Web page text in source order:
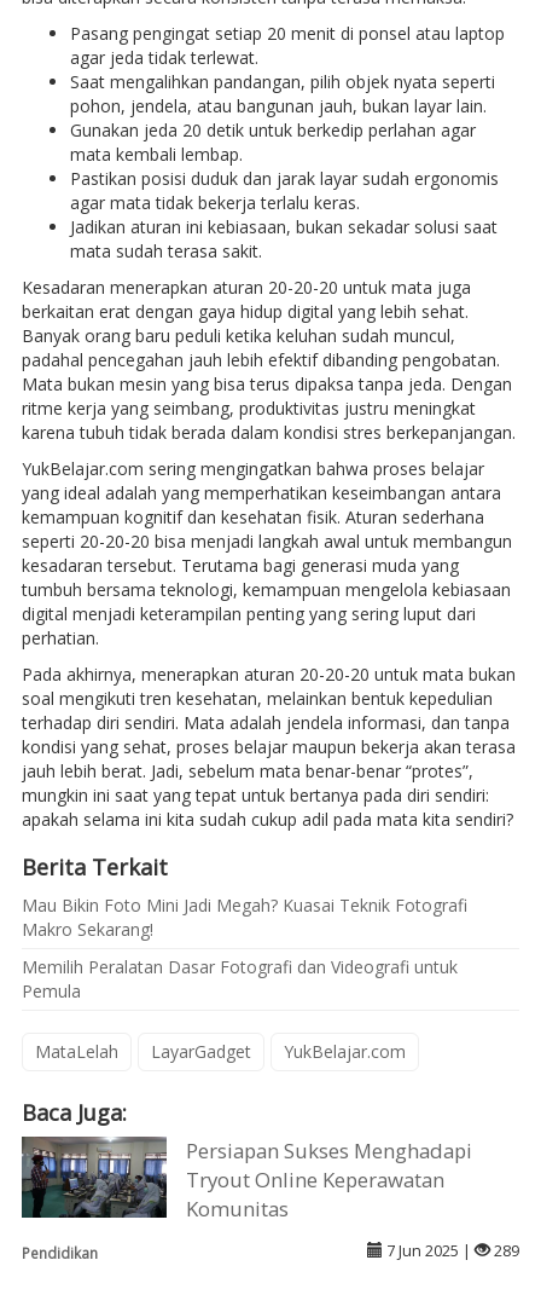
Pasang pengingat setiap 20 menit di ponsel atau laptop
agar jeda tidak terlewat.
Saat mengalihkan pandangan, pilih objek nyata seperti
pohon, jendela, atau bangunan jauh, bukan layar lain.
Gunakan jeda 20 detik untuk berkedip perlahan agar
mata kembali lembap.
Pastikan posisi duduk dan jarak layar sudah ergonomis
agar mata tidak bekerja terlalu keras.
Jadikan aturan ini kebiasaan, bukan sekadar solusi saat
mata sudah terasa sakit.
Kesadaran menerapkan aturan 20-20-20 untuk mata juga
berkaitan erat dengan gaya hidup digital yang lebih sehat.
Banyak orang baru peduli ketika keluhan sudah muncul,
padahal pencegahan jauh lebih efektif dibanding pengobatan.
Mata bukan mesin yang bisa terus dipaksa tanpa jeda. Dengan
ritme kerja yang seimbang, produktivitas justru meningkat
karena tubuh tidak berada dalam kondisi stres berkepanjangan.
YukBelajar.com sering mengingatkan bahwa proses belajar
yang ideal adalah yang memperhatikan keseimbangan antara
kemampuan kognitif dan kesehatan fisik. Aturan sederhana
seperti 20-20-20 bisa menjadi langkah awal untuk membangun
kesadaran tersebut. Terutama bagi generasi muda yang
tumbuh bersama teknologi, kemampuan mengelola kebiasaan
digital menjadi keterampilan penting yang sering luput dari
perhatian.
Pada akhirnya, menerapkan aturan 20-20-20 untuk mata bukan
soal mengikuti tren kesehatan, melainkan bentuk kepedulian
terhadap diri sendiri. Mata adalah jendela informasi, dan tanpa
kondisi yang sehat, proses belajar maupun bekerja akan terasa
jauh lebih berat. Jadi, sebelum mata benar-benar “protes”,
mungkin ini saat yang tepat untuk bertanya pada diri sendiri:
apakah selama ini kita sudah cukup adil pada mata kita sendiri?
Berita Terkait
Mau Bikin Foto Mini Jadi Megah? Kuasai Teknik Fotografi
Makro Sekarang!
Memilih Peralatan Dasar Fotografi dan Videografi untuk
Pemula
MataLelah LayarGadget YukBelajar.com
Baca Juga:
Persiapan Sukses Menghadapi
Tryout Online Keperawatan
Komunitas
Pendidikan 7 Jun 2025 | 289